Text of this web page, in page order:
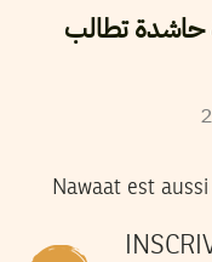
حاشدة تطالب
Nawaat est